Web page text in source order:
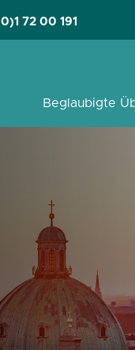
72 00 191
Beglaubigte